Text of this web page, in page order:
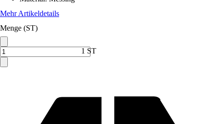
Mehr Artikeldetails
Menge (ST)
1 ST